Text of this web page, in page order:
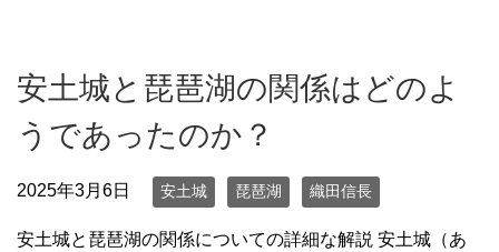
安土城と琵琶湖の関係はどのよ
うであったのか？
2025年3月6日 安土城 琵琶湖 織田信長
安土城と琵琶湖の関係についての詳細な解説 安土城（あ